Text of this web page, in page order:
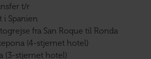
t/r
i Spanien
fra San Roque til Ronda
(4-stjernet hotel)
(3-stjernet hotel)